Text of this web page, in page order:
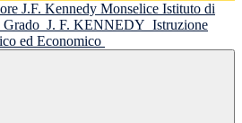
Istituto di
Grado J. F. KENNEDY Istruzione
ed Economico